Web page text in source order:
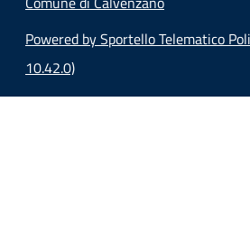
Powered by Sportello Telematico
10.42.0)